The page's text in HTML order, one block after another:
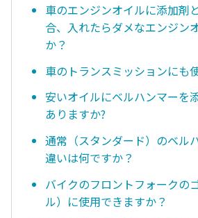
車のエンジンオイルに添加剤
合、入れたらダメなエンジン
か？
車のトランスミッションにも
安いオイルにベルハンマーを
ありますか?
通常（スタンダード）のベル
違いは何ですか？
バイクのフロントフォークの
ル）に使用できますか？